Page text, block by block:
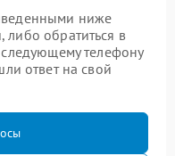
ниже
обратиться в
телефону
ответ на свой